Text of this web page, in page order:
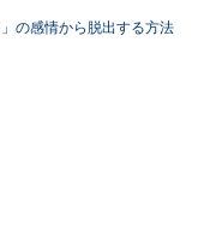
の感情から脱出する方法